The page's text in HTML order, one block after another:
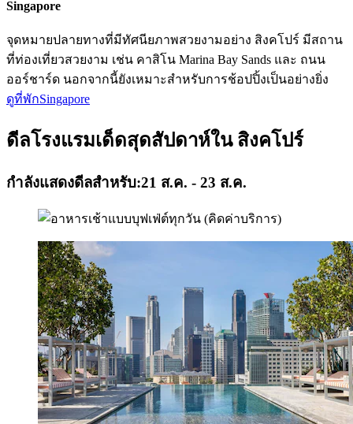
Singapore
จุดหมายปลายทางที่มีทัศนียภาพสวยงามอย่าง สิงคโปร์ มีสถาน
ที่ท่องเที่ยวสวยงาม เช่น คาสิโน Marina Bay Sands และ ถนน
ออร์ชาร์ด นอกจากนี้ยังเหมาะสำหรับการช้อปปิ้งเป็นอย่างยิ่ง
ดูที่พักSingapore
ดีลโรงแรมเด็ดสุดสัปดาห์ใน สิงคโปร์
กำลังแสดงดีลสำหรับ:21 ส.ค. - 23 ส.ค.